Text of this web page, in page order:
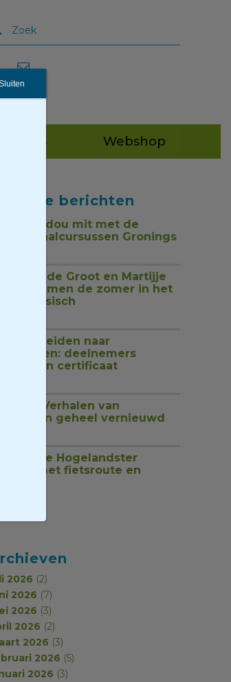
Webshop
berichten
mor, dou mit met de
taalcursussen Gronings
Henk de Groot en Martijje
samen de zomer in het
rondleiden naar
deelnemers
certificaat
Verhalen van
geheel vernieuwd
de Hogelandster
met fietsroute en
2026 (2)
2026 (7)
2026 (3)
2026 (2)
2026 (3)
2026 (5)
2026 (3)